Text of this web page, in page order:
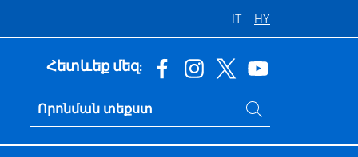
IT HY
Հետևեք մեզ:
Ricerca sito live
Որոնում կայքում